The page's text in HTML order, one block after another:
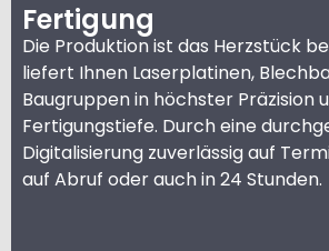
Fertigung
Die Produktion ist das Herzstück
liefert Ihnen Laserplatinen,
Baugruppen in höchster Präzision
Fertigungstiefe. Durch eine
Digitalisierung zuverlässig auf
auf Abruf oder auch in 24 Stunden.